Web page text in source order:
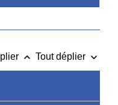
keyboard_arrow_up Tout déplier keyboard_arrow_down